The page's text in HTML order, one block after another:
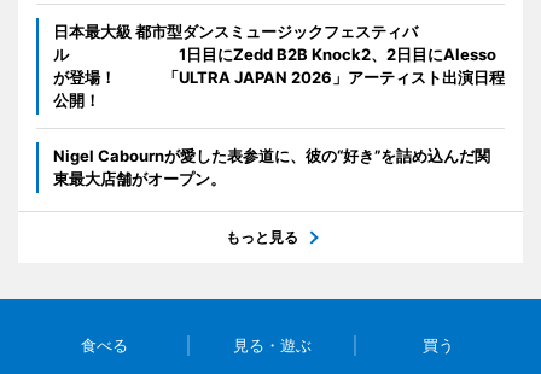
日本最大級 都市型ダンスミュージックフェスティバ
ル 1日目にZedd B2B Knock2、2日目にAlesso
が登場！ 「ULTRA JAPAN 2026」アーティスト出演日程
公開！
Nigel Cabournが愛した表参道に、彼の“好き”を詰め込んだ関
東最大店舗がオープン。
もっと見る
食べる 見る・遊ぶ 買う